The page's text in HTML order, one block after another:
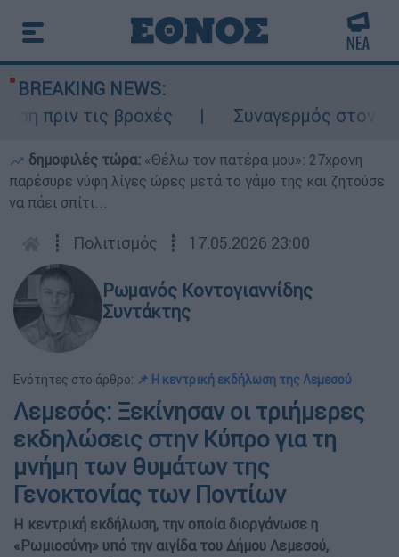
BREAKING NEWS:
τις βροχές
Συναγερμός στον
δημοφιλές τώρα: «Θέλω τον πατέρα μου»: 27χρονη
παρέσυρε νύφη λίγες ώρες μετά το γάμο της και ζητούσε
να πάει σπίτι...
┋ Πολιτισμός ┋ 17.05.2026 23:00
Ρωμανός Κοντογιαννίδης
Συντάκτης
Ενότητες στο άρθρο: 📌 Η κεντρική εκδήλωση της Λεμεσού
Λεμεσός: Ξεκίνησαν οι τριήμερες
εκδηλώσεις στην Κύπρο για τη
μνήμη των θυμάτων της
Γενοκτονίας των Ποντίων
Η κεντρική εκδήλωση, την οποία διοργάνωσε η
«Ρωμιοσύνη» υπό την αιγίδα του Δήμου Λεμεσού,